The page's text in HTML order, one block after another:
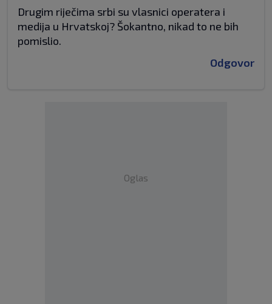
Drugim riječima srbi su vlasnici operatera i
medija u Hrvatskoj? Šokantno, nikad to ne bih
pomislio.
Odgovor
Oglas